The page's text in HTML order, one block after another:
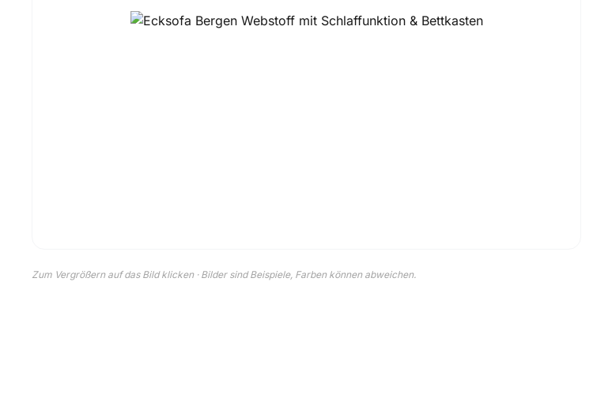
Zum Vergrößern auf das Bild klicken · Bilder sind Beispiele, Farben können abweichen.